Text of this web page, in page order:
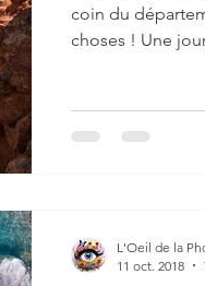
coin du
choses ! Une
L'Oeil de la
11 oct. 2018